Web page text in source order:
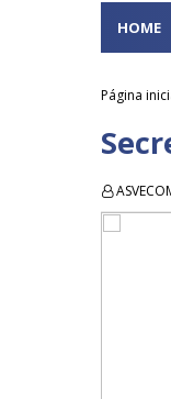
HOME
Página